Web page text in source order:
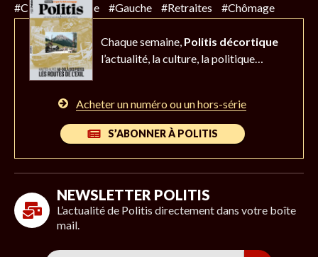
#Climat #Police #Gauche #Retraites #Chômage
Chaque semaine, Politis décortique
l’actualité, la culture, la politique…
Acheter un numéro ou un hors-série
S’ABONNER À POLITIS
NEWSLETTER POLITIS
L’actualité de Politis directement dans votre boîte
mail.